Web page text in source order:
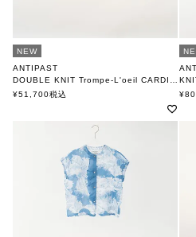
NEW
ANTIPAST
DOUBLE KNIT Trompe-L'oeil CARDIGAN
アンティパスト
¥51,700税込
ア
¥